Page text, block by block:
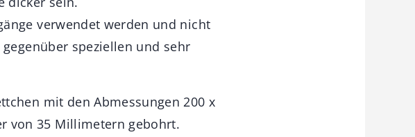
verwendet werden und nicht
speziellen und sehr
mit den Abmessungen 200 x
von 35 Millimetern gebohrt.